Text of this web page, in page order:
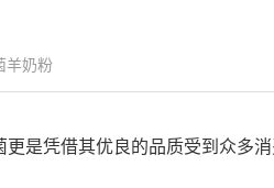
羊奶粉
是凭借其优良的品质受到众多消